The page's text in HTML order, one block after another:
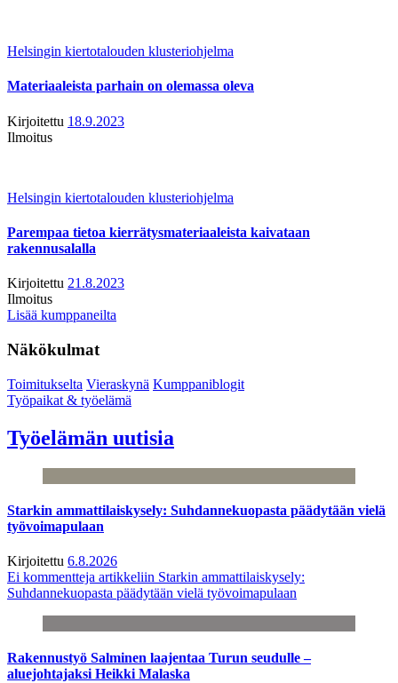
Helsingin kiertotalouden klusteriohjelma
Materiaaleista parhain on olemassa oleva
Kirjoitettu 18.9.2023
Ilmoitus
Helsingin kiertotalouden klusteriohjelma
Parempaa tietoa kierrätysmateriaaleista kaivataan
rakennusalalla
Kirjoitettu 21.8.2023
Ilmoitus
Lisää kumppaneilta
Näkökulmat
Toimitukselta Vieraskynä Kumppaniblogit
Työpaikat & työelämä
Työelämän uutisia
Starkin ammattilaiskysely: Suhdannekuopasta päädytään vielä
työvoimapulaan
Kirjoitettu 6.8.2026
Ei kommentteja artikkeliin Starkin ammattilaiskysely:
Suhdannekuopasta päädytään vielä työvoimapulaan
Rakennustyö Salminen laajentaa Turun seudulle –
aluejohtajaksi Heikki Malaska